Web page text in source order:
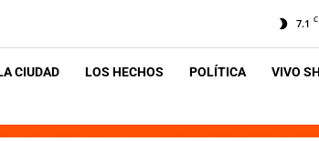
7.1 C
CIUDAD LOS HECHOS POLÍTICA VIVO